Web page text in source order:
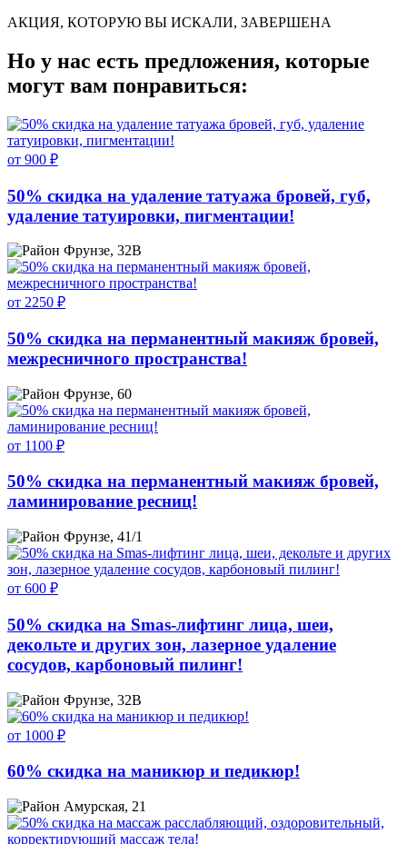
АКЦИЯ, КОТОРУЮ ВЫ ИСКАЛИ, ЗАВЕРШЕНА
Но у нас есть предложения, которые
могут вам понравиться:
от 900 ₽
50% скидка на удаление татуажа бровей, губ,
удаление татуировки, пигментации!
Фрунзе, 32В
от 2250 ₽
50% скидка на перманентный макияж бровей,
межресничного пространства!
Фрунзе, 60
от 1100 ₽
50% скидка на перманентный макияж бровей,
ламинирование ресниц!
Фрунзе, 41/1
от 600 ₽
50% скидка на Smas-лифтинг лица, шеи,
декольте и других зон, лазерное удаление
сосудов, карбоновый пилинг!
Фрунзе, 32В
от 1000 ₽
60% скидка на маникюр и педикюр!
Амурская, 21